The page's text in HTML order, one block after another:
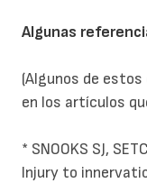
Algunas
(Algunos de
en los artículos
* SNOOKS SJ,
Injury to